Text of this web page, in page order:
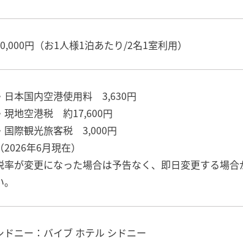
円（お1人様1泊あたり/2名1室利用）
日本国内空港使用料 3,630円
現地空港税 約17,600円
国際観光旅客税 3,000円
（2026年6月現在）
率が変更になった場合は予告なく、即日変更する場
ドニー：バイブ ホテル シドニー